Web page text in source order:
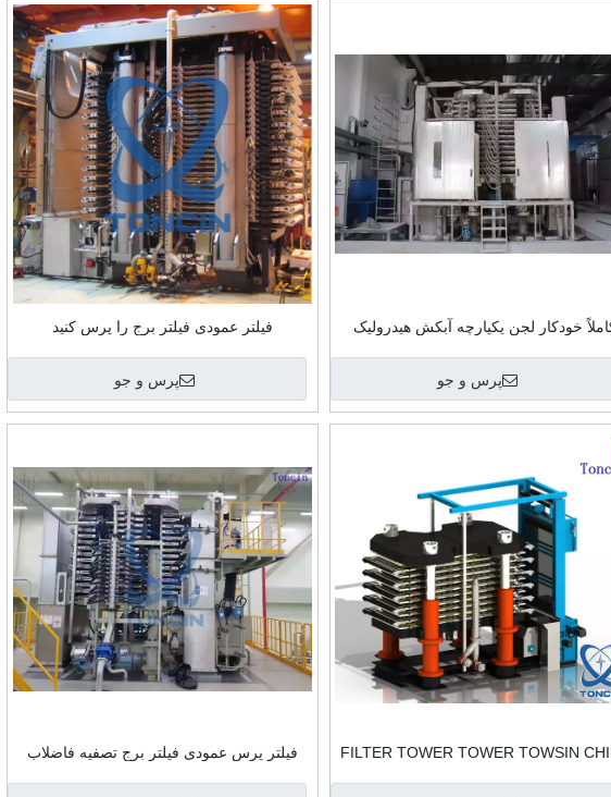
خودکار لجن یکپارچه آبکش هیدرولیک
پرس و جو
فیلتر عمودی فیلتر برج را پرس کنید
پرس و جو
FILTER TOWER TOWER TOWSIN
فیلتر پرس عمودی فیلتر برج تصفیه فاضلاب